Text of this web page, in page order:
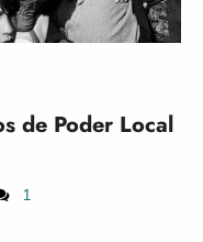
de Poder Local
1